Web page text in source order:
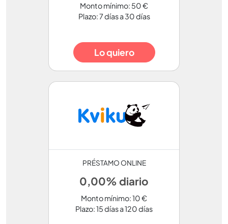
Monto mínimo: 50 €
Plazo: 7 días a 30 días
Lo quiero
PRÉSTAMO ONLINE
0,00% diario
Monto mínimo: 10 €
Plazo: 15 días a 120 días